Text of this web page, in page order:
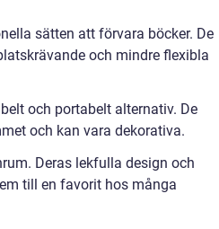
sätten att förvara böcker. De
och mindre flexibla
och portabelt alternativ. De
och kan vara dekorativa.
Deras lekfulla design och
till en favorit hos många